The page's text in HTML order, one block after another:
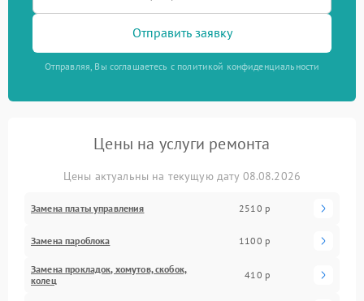
Отправить заявку
Отправляя, Вы соглашаетесь с политикой конфиденциальности
Цены на услуги ремонта
Цены актуальны на текущую дату 08.08.2026
Замена платы управления 2510 р
Замена пароблока 1100 р
Замена прокладок, хомутов, скобок,
колец
410 р